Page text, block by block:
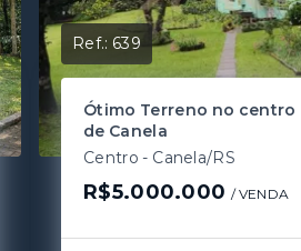
Ref.: 639
Ótimo Terreno no centro
de Canela
Centro - Canela/RS
R$5.000.000 / VENDA